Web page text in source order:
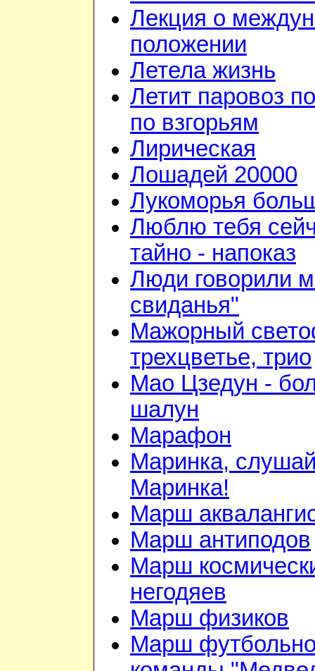
Лекция о
положении
Летела жизнь
Летит паровоз
по взгорьям
Лирическая
Лошадей 20000
Лукоморья
Люблю тебя
тайно - напоказ
Люди говорили
свиданья"
Мажорный
трехцветье, трио
Мао Цзедун -
шалун
Марафон
Маринка,
Маринка!
Марш
Марш антиподов
Марш
негодяев
Марш физиков
Марш